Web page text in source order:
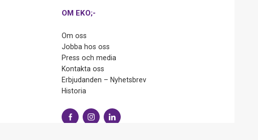
OM EKO;-
Om oss
Jobba hos oss
Press och media
Kontakta oss
Erbjudanden – Nyhetsbrev
Historia